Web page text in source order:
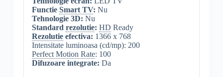
Functie Smart TV: Nu
Tehnologie 3D: Nu
Standard rezolutie: HD Ready
Rezolutieefectiva: 1366 x 768
Intensitate luminoasa (cd/mp): 200
Perfect Motion Rate: 100
Difuzoare integrate: Da